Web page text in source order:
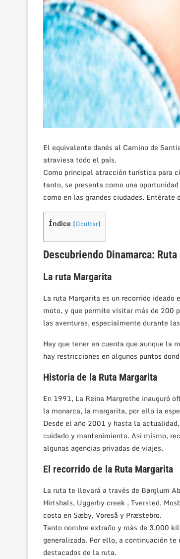
El equivalente danés al Camino de
atraviesa todo el país.
Como principal atracción turística para
tanto, se presenta como una
como en las grandes ciudades. Entérate
Índice [Ocultar]
Descubriendo Dinamarca:
La ruta Margarita
La ruta Margarita es un recorrido
moto, y que permite visitar más de 200
las aventuras, especialmente durante
Hay que tener en cuenta que aunque la
hay restricciones en algunos puntos
Historia de la Ruta Margarita
En 1991, La Reina Margrethe inauguró
la monarca, la margarita, por ello la
Desde el año 2001 y hasta la
cuidado y mantenimiento. Así mismo,
algunas agencias privadas de viajes.
El recorrido de la Ruta Margarita
La ruta te llevará a través de Børglum
Hirtshals, Uggerby creek , Tversted,
costa en Sæby, Voreså y Præstebro.
Tanto nombre extraño y más de 3.000
generalizada. Por ello, a continuación te
destacados de la ruta.